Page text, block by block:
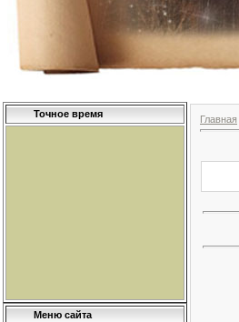
Точное время
Меню сайта
Главная